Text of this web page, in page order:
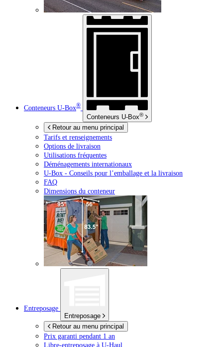
Conteneurs U-Box®
Conteneurs U-Box®
Retour au menu principal
Tarifs et renseignements
Options de livraison
Utilisations fréquentes
Déménagements internationaux
U-Box - Conseils pour l’emballage et la livraison
FAQ
Dimensions du conteneur
Entreposage
Entreposage
Retour au menu principal
Prix garanti pendant 1 an
Libre-entreposage à U-Haul